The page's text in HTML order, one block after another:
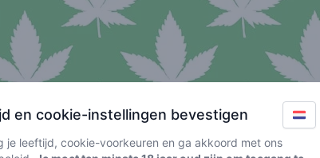
en cookie-instellingen bevestigen
je leeftijd, cookie-voorkeuren en ga akkoord met ons